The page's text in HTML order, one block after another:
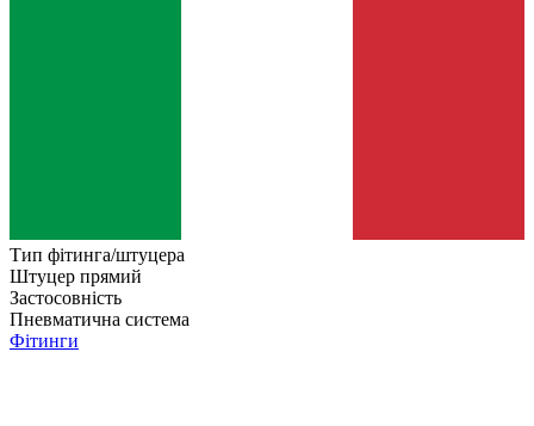
Тип фітинга/штуцера
Штуцер прямий
Застосовність
Пневматична система
Фітинги